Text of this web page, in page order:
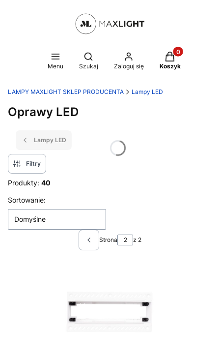
Menu
Otwórz wyszukiwarkę
Szukaj Zaloguj się
Produkty w
Koszyk
LAMPY MAXLIGHT SKLEP PRODUCENTA Lampy LED
Oprawy LED
Lampy LED
Filtry
Produkty: 40
Lista produktów
Sortowanie:
Domyślne
Poprzednie produkty
Strona z 2